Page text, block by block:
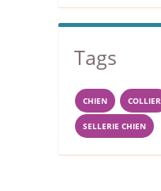
Tags
CHIEN COLLIER
SELLERIE CHIEN